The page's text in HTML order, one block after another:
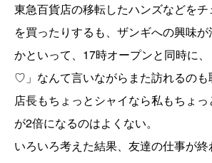
東急百貨店の移転したハンズなどを
を買ったりするも、ザンギへの興味が
かといって、17時オープンと同時に
♡」なんて言いながらまた訪れるのも
店長もちょっとシャイなら私もちょ
が2倍になるのはよくない。
いろいろ考えた結果、友達の仕事が